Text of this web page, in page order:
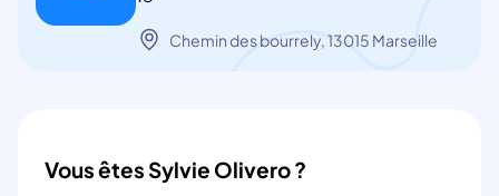
Chemin des bourrely, 13015 Marseille
Vous êtes Sylvie Olivero ?